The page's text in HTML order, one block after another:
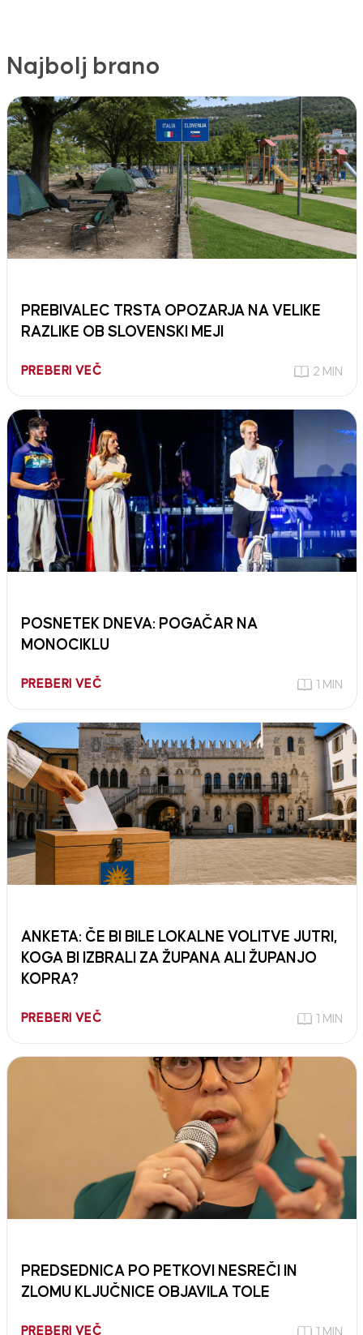
Najbolj brano
PREBIVALEC TRSTA OPOZARJA NA VELIKE
RAZLIKE OB SLOVENSKI MEJI
PREBERI VEČ 2 MIN
POSNETEK DNEVA: POGAČAR NA
MONOCIKLU
PREBERI VEČ 1 MIN
ANKETA: ČE BI BILE LOKALNE VOLITVE JUTRI,
KOGA BI IZBRALI ZA ŽUPANA ALI ŽUPANJO
KOPRA?
PREBERI VEČ 1 MIN
PREDSEDNICA PO PETKOVI NESREČI IN
ZLOMU KLJUČNICE OBJAVILA TOLE
PREBERI VEČ 1 MIN